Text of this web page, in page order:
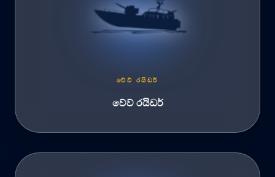
වේව් රයිඩර්
වේව් රයිඩර්